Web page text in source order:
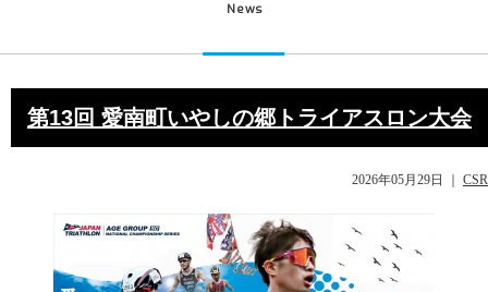
News
第13回 愛南町いやしの郷トライアスロン大会
2026年05月29日 CSR